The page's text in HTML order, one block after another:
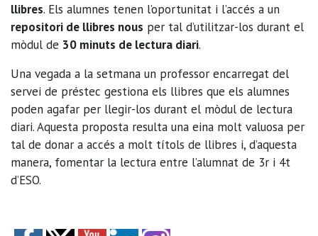
llibres. Els alumnes tenen l’oportunitat i l’accés a un
repositori de llibres nous per tal d’utilitzar-los durant el
mòdul de 30 minuts de lectura diari.
Una vegada a la setmana un professor encarregat del
servei de préstec gestiona els llibres que els alumnes
poden agafar per llegir-los durant el mòdul de lectura
diari. Aquesta proposta resulta una eina molt valuosa per
tal de donar a accés a molt títols de llibres i, d’aquesta
manera, fomentar la lectura entre l’alumnat de 3r i 4t
d’ESO.